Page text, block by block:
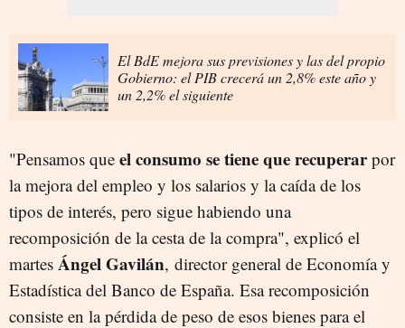
El BdE mejora sus previsiones y las del propio
Gobierno: el PIB crecerá un 2,8% este año y
un 2,2% el siguiente
"Pensamos que el consumo se tiene que recuperarpor
la mejora del empleo y los salarios y la caída de los
tipos de interés, pero sigue habiendo una
recomposición de la cesta de la compra", explicó el
martes Ángel Gavilán, director general de Economía y
Estadística del Banco de España. Esa recomposición
consiste en la pérdida de peso de esos bienes para el